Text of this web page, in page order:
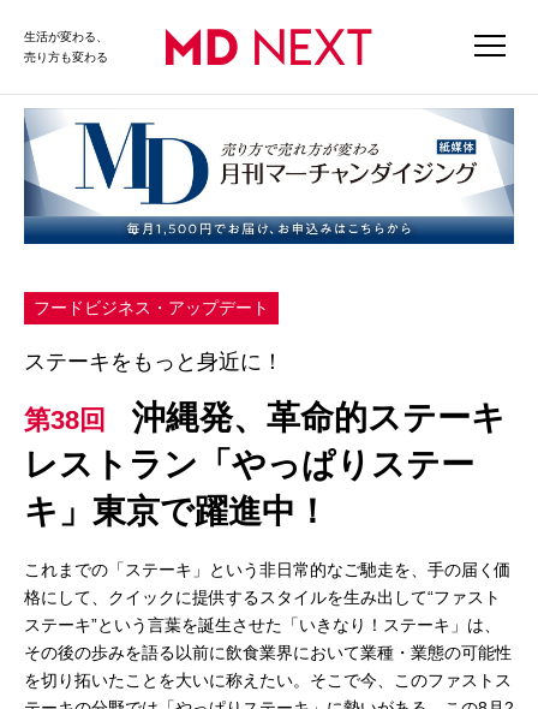
生活が変わる、
売り方も変わる
フードビジネス・アップデート
ステーキをもっと身近に！
第38回
沖縄発、革命的ステーキ
レストラン「やっぱりステー
キ」東京で躍進中！
これまでの「ステーキ」という非日常的なご馳走を、手の届く価
格にして、クイックに提供するスタイルを生み出して“ファスト
ステーキ”という言葉を誕生させた「いきなり！ステーキ」は、
その後の歩みを語る以前に飲食業界において業種・業態の可能性
を切り拓いたことを大いに称えたい。そこで今、このファストス